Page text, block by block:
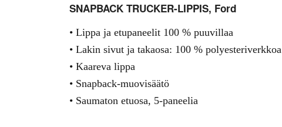
SNAPBACK TRUCKER-LIPPIS, Ford
• Lippa ja etupaneelit 100 % puuvillaa
• Lakin sivut ja takaosa: 100 % polyesteriverkkoa
• Kaareva lippa
• Snapback-muovisäätö
• Saumaton etuosa, 5-paneelia